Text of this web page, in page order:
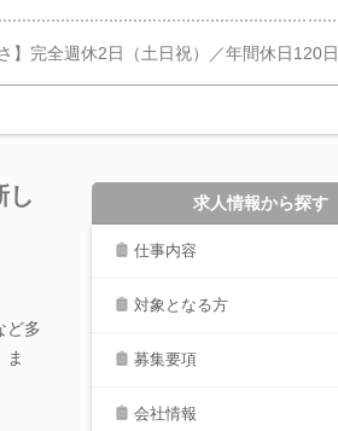
】完全週休2日（土日祝）／年間休日120日
し
ど多
ま
求人情報から探す
仕事内容
対象となる方
募集要項
会社情報